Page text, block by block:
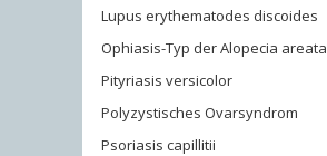
Lupus erythematodes discoides
Ophiasis-Typ der Alopecia areata
Pityriasis versicolor
Polyzystisches Ovarsyndrom
Psoriasis capillitii